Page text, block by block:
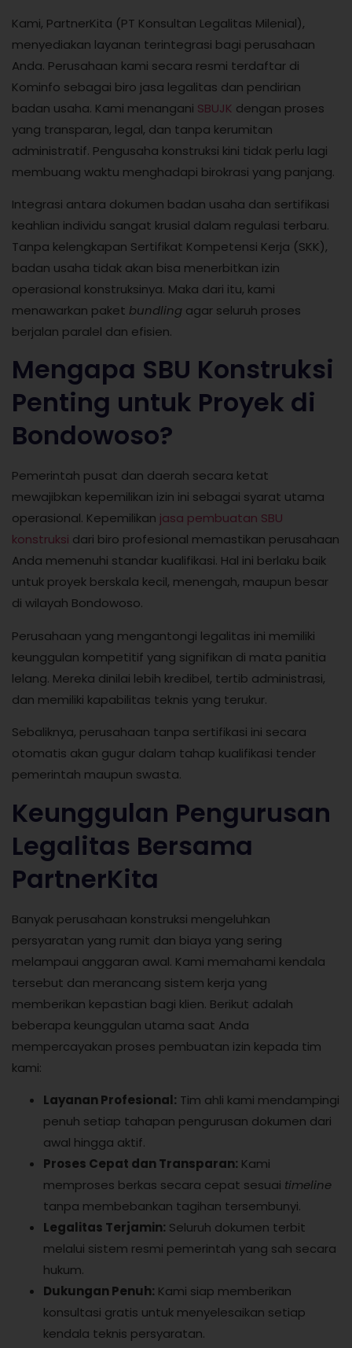
Kami, PartnerKita (PT Konsultan Legalitas Milenial),
menyediakan layanan terintegrasi bagi perusahaan
Anda. Perusahaan kami secara resmi terdaftar di
Kominfo sebagai biro jasa legalitas dan pendirian
badan usaha. Kami menangani SBUJK dengan proses
yang transparan, legal, dan tanpa kerumitan
administratif. Pengusaha konstruksi kini tidak perlu lagi
membuang waktu menghadapi birokrasi yang panjang.
Integrasi antara dokumen badan usaha dan sertifikasi
keahlian individu sangat krusial dalam regulasi terbaru.
Tanpa kelengkapan Sertifikat Kompetensi Kerja (SKK),
badan usaha tidak akan bisa menerbitkan izin
operasional konstruksinya. Maka dari itu, kami
menawarkan paket bundling agar seluruh proses
berjalan paralel dan efisien.
Mengapa SBU Konstruksi
Penting untuk Proyek di
Bondowoso?
Pemerintah pusat dan daerah secara ketat
mewajibkan kepemilikan izin ini sebagai syarat utama
operasional. Kepemilikan jasa pembuatan SBU
konstruksi dari biro profesional memastikan perusahaan
Anda memenuhi standar kualifikasi. Hal ini berlaku baik
untuk proyek berskala kecil, menengah, maupun besar
di wilayah Bondowoso.
Perusahaan yang mengantongi legalitas ini memiliki
keunggulan kompetitif yang signifikan di mata panitia
lelang. Mereka dinilai lebih kredibel, tertib administrasi,
dan memiliki kapabilitas teknis yang terukur.
Sebaliknya, perusahaan tanpa sertifikasi ini secara
otomatis akan gugur dalam tahap kualifikasi tender
pemerintah maupun swasta.
Keunggulan Pengurusan
Legalitas Bersama
PartnerKita
Banyak perusahaan konstruksi mengeluhkan
persyaratan yang rumit dan biaya yang sering
melampaui anggaran awal. Kami memahami kendala
tersebut dan merancang sistem kerja yang
memberikan kepastian bagi klien. Berikut adalah
beberapa keunggulan utama saat Anda
mempercayakan proses pembuatan izin kepada tim
kami:
Layanan Profesional: Tim ahli kami mendampingi
penuh setiap tahapan pengurusan dokumen dari
awal hingga aktif.
Proses Cepat dan Transparan: Kami
memproses berkas secara cepat sesuai timeline
tanpa membebankan tagihan tersembunyi.
Legalitas Terjamin: Seluruh dokumen terbit
melalui sistem resmi pemerintah yang sah secara
hukum.
Dukungan Penuh: Kami siap memberikan
konsultasi gratis untuk menyelesaikan setiap
kendala teknis persyaratan.